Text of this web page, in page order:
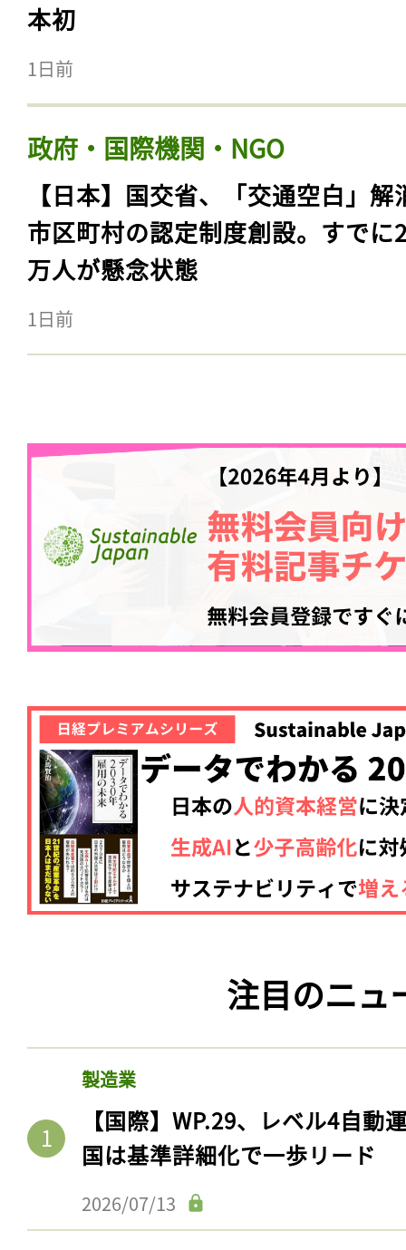
本初
1日前
政府・国際機関・NGO
【日本】国交省、「交通空白」解
市区町村の認定制度創設。すでに
万人が懸念状態
1日前
注目のニュ
製造業
【国際】WP.29、レベル4自動
国は基準詳細化で一歩リード
2026/07/13